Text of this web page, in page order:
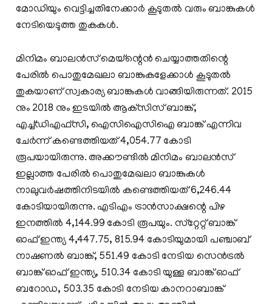
മോഡിയും വെട്ടിച്ചതിനേക്കാര്‍ കൂടുതല്‍ വരും ബാങ്കുകള്‍
നേടിയെടുത്ത തുകകള്‍.
മിനിമം ബാലന്‍സ് മെയ്‌ന്റെന്‍ ചെയ്യാത്തതിന്റെ
പേരില്‍ പൊതുമേഖലാ ബാങ്കുകളേക്കാള്‍ കൂടുതല്‍
തുകയാണ് സ്വകാര്യ ബാങ്കുകള്‍ വാങ്ങിയിരുന്നത്. 2015
നും 2018 നും ഇടയില്‍ ആക്‌സിസ് ബാങ്ക്,
എച്ച്ഡിഎഫ്‌സി, ഐസിഐസിഐ ബാങ്ക് എന്നിവ
ചേര്‍ന്ന് കണ്ടെത്തിയത് 4,054.77 കോടി
രൂപയായിരുന്നു. അക്കൗണ്ടില്‍ മിനിമം ബാലന്‍സ്
ഇല്ലാത്ത പേരില്‍ പൊതുമേഖലാ ബാങ്കുകള്‍
നാലുവര്‍ഷത്തിനിടയില്‍ കണ്ടെത്തിയത് 6,246.44
കോടിയായിരുന്നു. എടിഎം ട്രാന്‍സാക്ഷന്റെ പിഴ
ഇനത്തില്‍ 4,144.99 കോടി രൂപയും. സ്‌റ്റേറ്റ് ബാങ്ക്
ഓഫ് ഇന്ത്യ 4,447.75, 815.94 കോടിയുമായി പഞ്ചാബ്
നാഷണല്‍ ബാങ്ക്, 551.49 കോടി നേടിയ സെന്‍ട്രല്‍
ബാങ്ക് ഓഫ് ഇന്ത്യ, 510.34 കോടി യുള്ള ബാങ്ക് ഓഫ്
ബറോഡ, 503.35 കോടി നേടിയ കാനറാബാങ്ക്